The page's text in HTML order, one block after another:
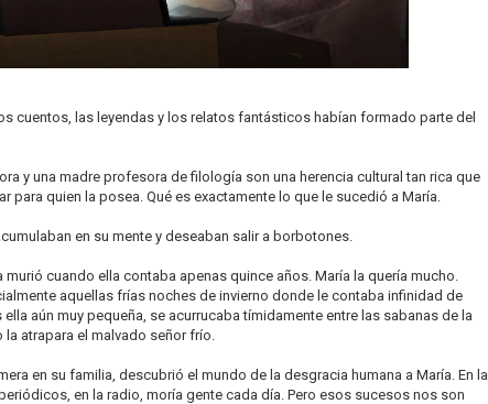
cuentos, las leyendas y los relatos fantásticos habían formado parte del
y una madre profesora de filología son una herencia cultural tan rica que
para quien la posea. Qué es exactamente lo que le sucedió a María.
en su mente y deseaban salir a borbotones.
murió cuando ella contaba apenas quince años. María la quería mucho.
aquellas frías noches de invierno donde le contaba infinidad de
aún muy pequeña, se acurrucaba tímidamente entre las sabanas de la
la atrapara el malvado señor frío.
en su familia, descubrió el mundo de la desgracia humana a María. En la
en la radio, moría gente cada día. Pero esos sucesos nos son